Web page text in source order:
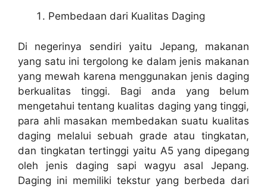
Pembedaan dari Kualitas Daging
Di negerinya sendiri yaitu Jepang, makanan
yang satu ini tergolong ke dalam jenis makanan
yang mewah karena menggunakan jenis daging
berkualitas tinggi. Bagi anda yang belum
mengetahui tentang kualitas daging yang tinggi,
para ahli masakan membedakan suatu kualitas
daging melalui sebuah grade atau tingkatan,
dan tingkatan tertinggi yaitu A5 yang dipegang
oleh jenis daging sapi wagyu asal Jepang.
Daging ini memiliki tekstur yang berbeda dari